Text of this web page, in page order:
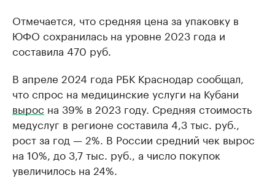
Отмечается, что средняя цена за упаковку в
ЮФО сохранилась на уровне 2023 года и
составила 470 руб.
В апреле 2024 года РБК Краснодар сообщал,
что спрос на медицинские услуги на Кубани
вырос на 39% в 2023 году. Средняя стоимость
медуслуг в регионе составила 4,3 тыс. руб.,
рост за год — 2%. В России средний чек вырос
на 10%, до 3,7 тыс. руб., а число покупок
увеличилось на 24%.